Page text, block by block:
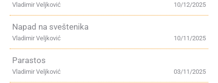
10/12/2025
Vladimir Veljković
Napad na sveštenika
10/11/2025
Vladimir Veljković
Parastos
03/11/2025
Vladimir Veljković